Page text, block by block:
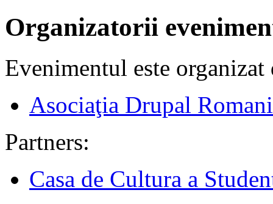
Organizatorii
Evenimentul este organizat
Asociaţia Drupal
Partners:
Casa de Cultura a